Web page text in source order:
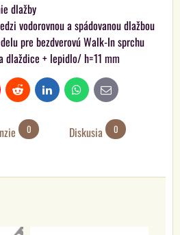
dlažby
vodorovnou a spádovanou dlažbou
pre bezdverovú Walk-In sprchu
dlaždice + lepidlo/ h=11 mm
Reddit LinkedIn WhatsAppE-
mail
0 Diskusia 0